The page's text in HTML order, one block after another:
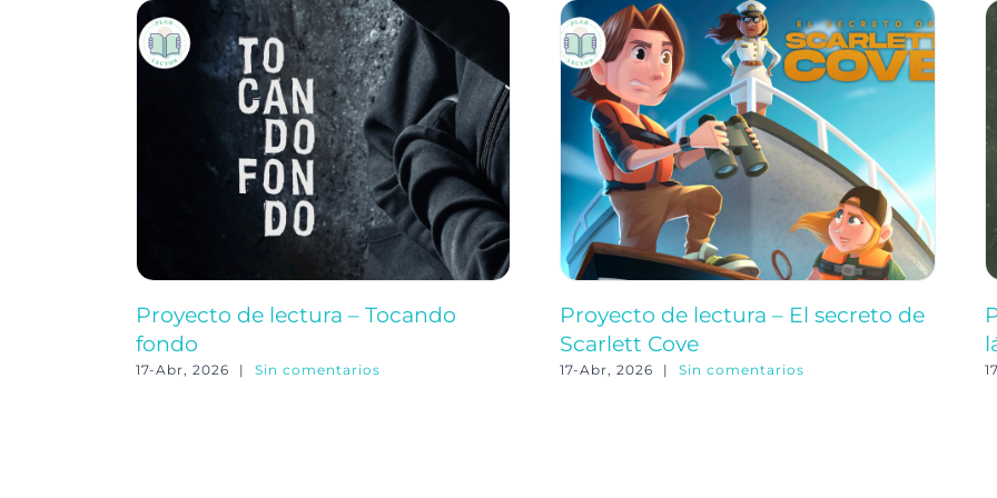
Proyecto de lectura – Tocando
fondo
17-Abr, 2026 | Sin comentarios
Proyecto de lectura – El secreto de
Scarlett Cove
17-Abr, 2026 | Sin comentarios